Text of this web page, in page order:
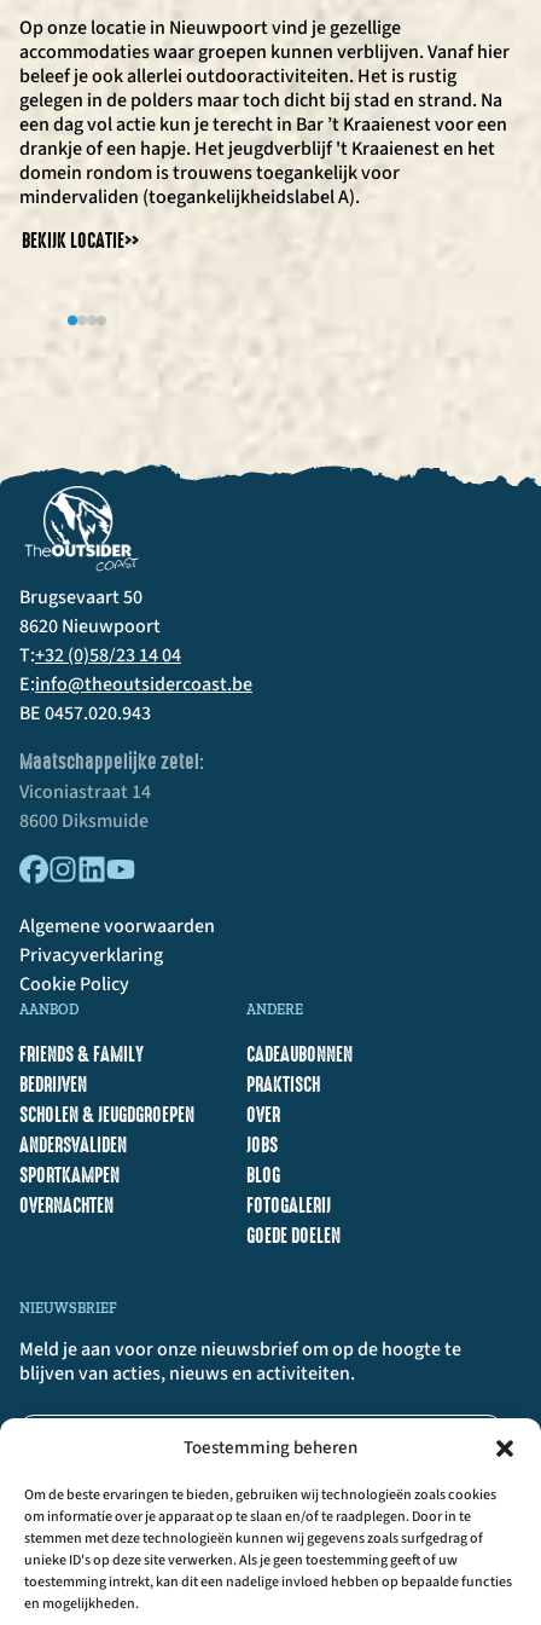
Toestemming beheren
Om de beste ervaringen te bieden, gebruiken wij technologieën zoals cookies
om informatie over je apparaat op te slaan en/of te raadplegen. Door in te
stemmen met deze technologieën kunnen wij gegevens zoals surfgedrag of
unieke ID's op deze site verwerken. Als je geen toestemming geeft of uw
toestemming intrekt, kan dit een nadelige invloed hebben op bepaalde functies
en mogelijkheden.
Op onze locatie in Nieuwpoort vind je gezellige
accommodaties waar groepen kunnen verblijven. Vanaf hier
beleef je ook allerlei outdooractiviteiten. Het is rustig
gelegen in de polders maar toch dicht bij stad en strand. Na
een dag vol actie kun je terecht in Bar ’t Kraaienest voor een
drankje of een hapje. Het jeugdverblijf 't Kraaienest en het
domein rondom is trouwens toegankelijk voor
mindervaliden (toegankelijkheidslabel A).
BEKIJK LOCATIE>>
Aan zee in Oostende vind je onze locatie Phare East, dé plek
voor tal van toffe zee- en strandactiviteiten. Na al die actie
kun je gezellig neerstrijken in de bar-bistro Phare East, waar
je geniet van een drankje en/of hapje op het strand.
BEKIJK LOCATIE>>
Aan het Sint-Laureinsstrand van Westende staat de
Beachclub De Kwinte, dé uitvalsbasis voor al je strand- en
watersportactiviteiten zoals Zeilwagenrijden, Zeeraften,
Golfsurfen & nog veel meer!
BEKIJK LOCATIE>>
De Koko Loco (Surfclub Westende | Nieuwpoort) ligt aan het
Spaarbekken, dé ideale plek om te windsurfen of suppen in
een rustige, groene omgeving. Daarnaast geniet je in de
gezellige Koko Loco-bar van verfrissend drankjes en lekker
eten.
BEKIJK LOCATIE>>
Brugsevaart 50
8620 Nieuwpoort
T:+32 (0)58/23 14 04
E:info@theoutsidercoast.be
BE 0457.020.943
Maatschappelijke zetel:
Viconiastraat 14
8600 Diksmuide
Algemene voorwaarden
Privacyverklaring
Cookie Policy
AANBOD
FRIENDS & FAMILY
BEDRIJVEN
SCHOLEN & JEUGDGROEPEN
ANDERSVALIDEN
SPORTKAMPEN
OVERNACHTEN
ANDERE
CADEAUBONNEN
PRAKTISCH
OVER
JOBS
BLOG
FOTOGALERIJ
GOEDE DOELEN
NIEUWSBRIEF
Meld je aan voor onze nieuwsbrief om op de hoogte te
blijven van acties, nieuws en activiteiten.
AANMELDEN>>